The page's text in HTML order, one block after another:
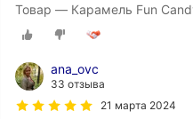
Товар — Карамель Fun
ana_ovc
33 отзыва
21 марта 2024